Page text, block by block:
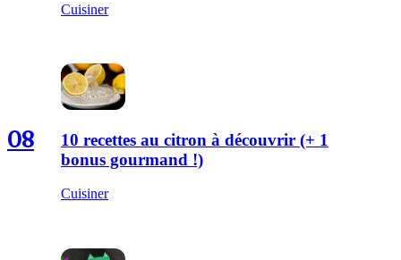
Cuisiner
08
10 recettes au citron à découvrir (+ 1
bonus gourmand !)
Cuisiner